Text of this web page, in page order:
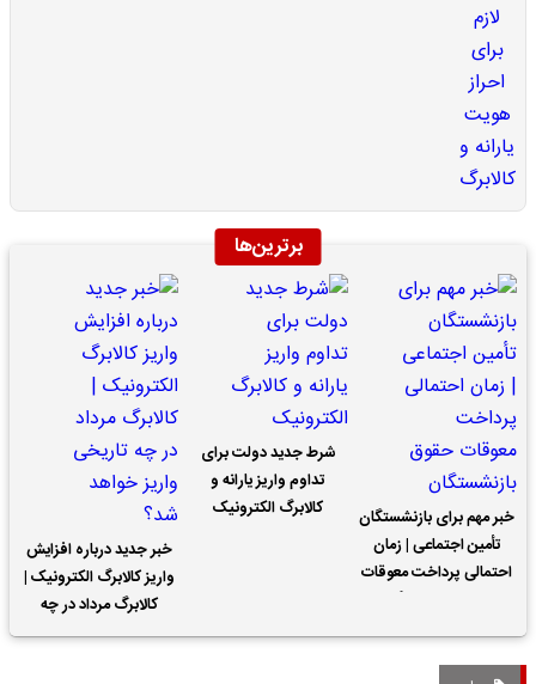
برترین‌ها
خبر مهم برای بازنشستگان
تأمین اجتماعی | زمان
احتمالی پرداخت معوقات
شرط جدید دولت برای
تداوم واریز یارانه و
کالابرگ الکترونیک
خبر جدید درباره افزایش
واریز کالابرگ الکترونیک |
کالابرگ مرداد در چه
تاریخی واریز خواهد شد؟